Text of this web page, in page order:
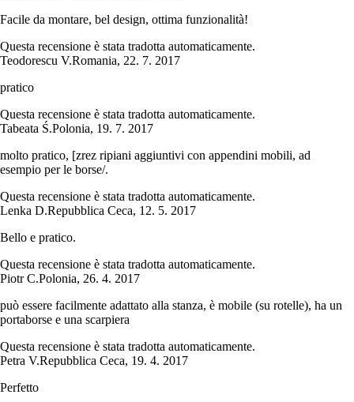
Facile da montare, bel design, ottima funzionalità!
Questa recensione è stata tradotta automaticamente.
Teodorescu V.Romania, 22. 7. 2017
pratico
Questa recensione è stata tradotta automaticamente.
Tabeata Ś.Polonia, 19. 7. 2017
molto pratico, [zrez ripiani aggiuntivi con appendini mobili, ad
esempio per le borse/.
Questa recensione è stata tradotta automaticamente.
Lenka D.Repubblica Ceca, 12. 5. 2017
Bello e pratico.
Questa recensione è stata tradotta automaticamente.
Piotr C.Polonia, 26. 4. 2017
può essere facilmente adattato alla stanza, è mobile (su rotelle), ha un
portaborse e una scarpiera
Questa recensione è stata tradotta automaticamente.
Petra V.Repubblica Ceca, 19. 4. 2017
Perfetto